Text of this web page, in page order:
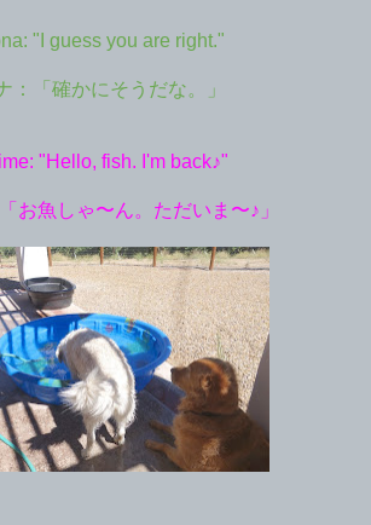
"I guess you are right."
：「確かにそうだな。」
"Hello, fish. I'm back♪"
お魚しゃ〜ん。ただいま〜♪」